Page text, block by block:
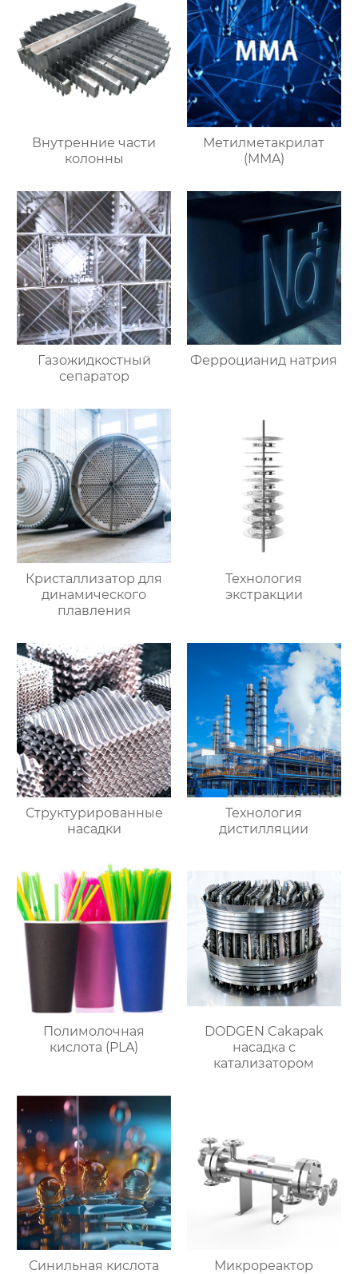
Внутренние части
колонны
Метилметакрилат
(MMA)
Газожидкостный
сепаратор
Ферроцианид натрия
Кристаллизатор для
динамического
плавления
Технология
экстракции
Структурированные
насадки
Технология
дистилляции
Полимолочная
кислота (PLA)
DODGEN Cakapak
насадка с
катализатором
Синильная кислота
Микрореактор